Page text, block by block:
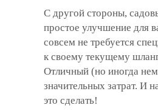
С другой стороны,
простое улучшение для
совсем не требуется
к своему текущему
Отличный (но иногда
значительных затрат. И
это сделать!